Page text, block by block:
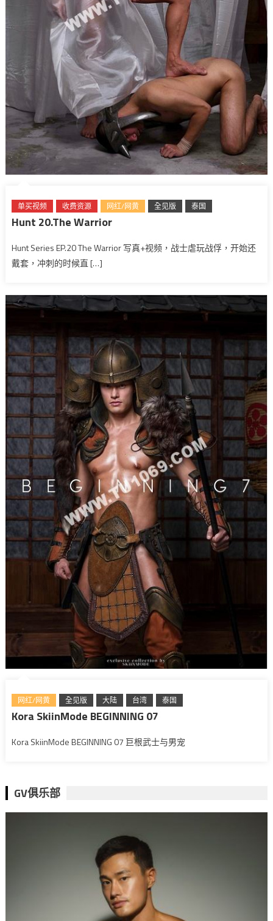
单买视频 收费资源 网红/网黄 全见版 泰国
Hunt 20.The Warrior
Hunt Series EP.20 The Warrior 写真+视频，战士虐玩战俘，开始还
戴套，冲刺的时候直 […]
网红/网黄 全见版 大陆 台湾 泰国
Kora SkiinMode BEGINNING 07
Kora SkiinMode BEGINNING 07 巨根武士与男宠
GV俱乐部